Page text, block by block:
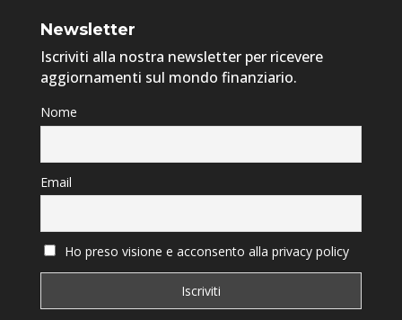
Newsletter
Iscriviti alla nostra newsletter per ricevere
aggiornamenti sul mondo finanziario.
Nome
Email
Ho preso visione e acconsento alla privacy policy